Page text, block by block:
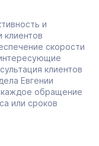
и
клиентов
скорости
клиентов
Евгении
обращение
или сроков